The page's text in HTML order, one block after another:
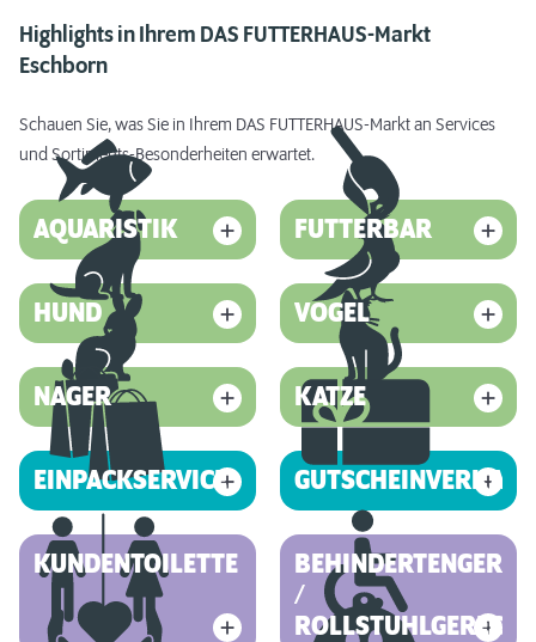
Highlights in Ihrem DAS FUTTERHAUS-Markt
Eschborn
Schauen Sie, was Sie in Ihrem DAS FUTTERHAUS-Markt an Services
und Sortiments-Besonderheiten erwartet.
AQUARISTIK FUTTERBAR
HUND VOGEL
NAGER KATZE
EINPACKSERVICE GUTSCHEINVERKAUF
KUNDENTOILETTE
/
ROLLSTUHLGERECHT